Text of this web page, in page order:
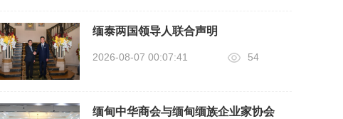
缅泰两国领导人联合声明
2026-08-07 00:07:41 54
缅甸中华商会与缅甸缅族企业家协会